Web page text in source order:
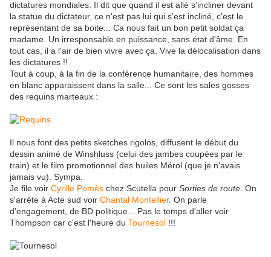
dictatures mondiales. Il dit que quand il est allé s'incliner devant
la statue du dictateur, ce n'est pas lui qui s'est incliné, c'est le
représentant de sa boite... Ca nous fait un bon petit soldat ça
madame. Un irresponsable en puissance, sans état d'âme. En
tout cas, il a l'air de bien vivre avec ça. Vive la délocalisation dans
les dictatures !!
Tout à coup, à la fin de la conférence humanitaire, des hommes
en blanc apparaissent dans la salle... Ce sont les sales gosses
des requins marteaux :
Il nous font des petits sketches rigolos, diffusent le début du
dessin animé de Winshluss (celui des jambes coupées par le
train) et le film promotionnel des huiles Mérol (que je n'avais
jamais vu). Sympa.
Je file voir Cyrille Pomès chez Scutella pour Sorties de route . On
s'arrête à Acte sud voir Chantal Montellier. On parle
d'engagement, de BD politique... Pas le temps d'aller voir
Thompson car c'est l'heure du Tournesol !!!